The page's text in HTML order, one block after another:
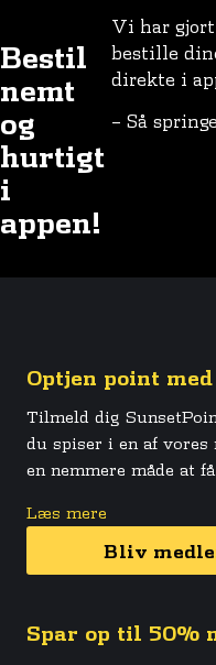
Bestil
nemt
og
hurtigt
i
appen!
Vi har
bestille
direkte i
– Så
Optjen point
Tilmeld dig
du spiser i en af vores
en nemmere måde at
Læs mere
Bliv
Spar op til 50%